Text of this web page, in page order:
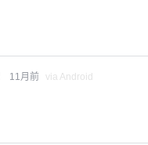
11月前 via Android